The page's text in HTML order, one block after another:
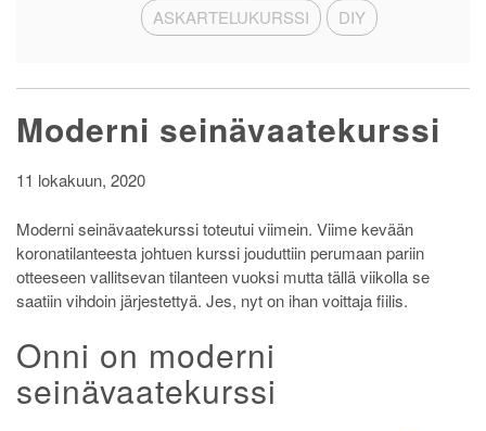
tervetuloa
ASKARTELUKURSSI
DIY
Moderni seinävaatekurssi
11 lokakuun, 2020
Moderni seinävaatekurssi toteutui viimein. Viime kevään
koronatilanteesta johtuen kurssi jouduttiin perumaan pariin
otteeseen vallitsevan tilanteen vuoksi mutta tällä viikolla se
saatiin vihdoin järjestettyä. Jes, nyt on ihan voittaja fiilis.
Onni on moderni
seinävaatekurssi